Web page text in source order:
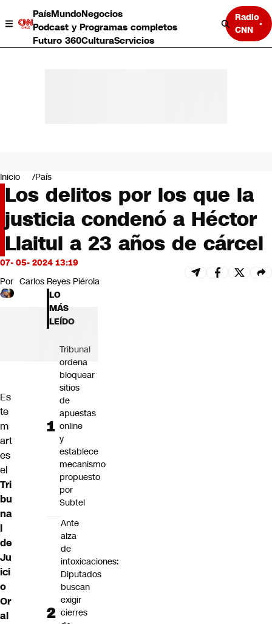
PaísMundoNegocios
Podcast y Programas completos
Futuro 360CulturaServicios
Radio
CNN
Negocios
Deportes
Programas completos
Cultura
Servicios
Bits
CNN tiempo
Futuro 360
Opinión
Inicio País
Los delitos por los que la
justicia condenó a Héctor
Llaitul a 23 años de cárcel
07- 05- 2024 13:19
Por Carlos Reyes Piérola
Es
te
m
art
es
el
Tri
bu
na
l
de
Ju
ici
o
Or
al
LO
MÁS
LEÍDO
Tribunal
ordena
bloquear
sitios
de
apuestas
online
y
establece
mecanismo
propuesto
por
Subtel
Ante
alza
de
intoxicaciones:
Diputados
buscan
exigir
cierres